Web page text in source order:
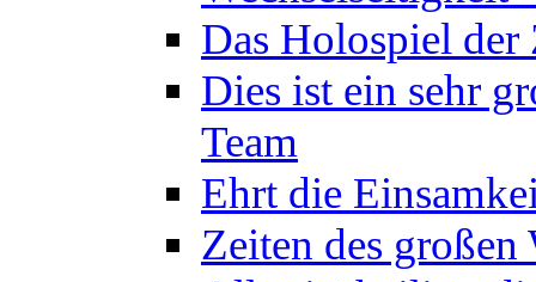
Das Holospiel der
Dies ist ein sehr
Team
Ehrt die
Zeiten des großen